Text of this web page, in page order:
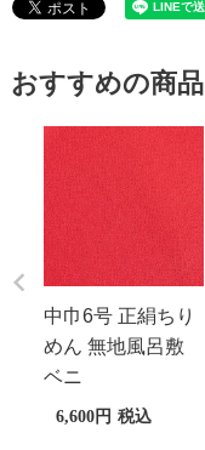
おすすめの商品
中巾6号 正絹ちり
めん 無地風呂敷
ベニ
6,600 税込